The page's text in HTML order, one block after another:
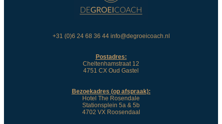
+31 (0)6 24 68 36 44 info@degroeicoach.nl
Postadres:
Cheltenhamstraat 12
4751 CX Oud Gastel
Bezoekadres (op afspraak):
Hotel The Rosendale
Stationsplein 5a & 5b
4702 VX Roosendaal